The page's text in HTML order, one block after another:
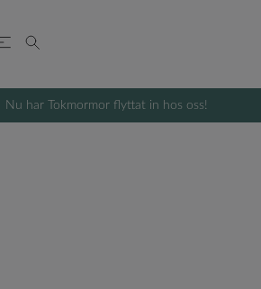
Nu har Tokmormor flyttat in hos oss!